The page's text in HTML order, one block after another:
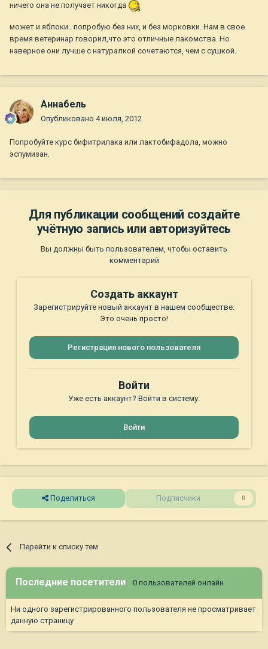
ничего она не получает никогда
может и яблоки.. попробую без них, и без морковки. Нам в свое
время ветеринар говорил,что это отличные лакомства. Но
наверное они лучше с натуралкой сочетаются, чем с сушкой.
Aннaбель
Опубликовано 4 июля, 2012
Попробуйте курс бифитрилака или лактобифадола, можно
эспумизан.
Для публикации сообщений создайте
учётную запись или авторизуйтесь
Вы должны быть пользователем, чтобы оставить
комментарий
Создать аккаунт
Зарегистрируйте новый аккаунт в нашем сообществе.
Это очень просто!
Регистрация нового пользователя
Войти
Уже есть аккаунт? Войти в систему.
Войти
Поделиться Подписчики 0
Перейти к списку тем
Последние посетители 0 пользователей онлайн
Ни одного зарегистрированного пользователя не просматривает
данную страницу